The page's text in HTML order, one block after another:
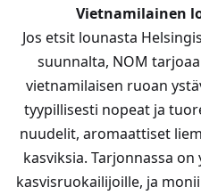
Vietnamilainen
Jos etsit lounasta
suunnalta, NOM
vietnamilaisen ruoan
tyypillisesti nopeat ja
nuudelit, aromaattiset
kasviksia. Tarjonnassa
kasvisruokailijoille, ja